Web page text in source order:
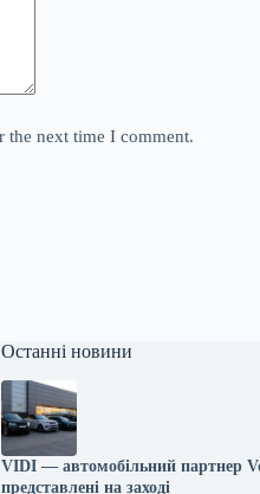
the next time I comment.
Останні новини
VIDI — автомобільний партнер
представлені на заході